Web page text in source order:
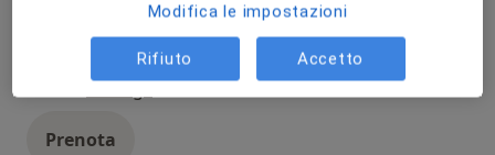
Ecografia ginecologica
Dettagliecografia ginecologica
Prenota
Modifica le impostazioni
Rifiuto Accetto